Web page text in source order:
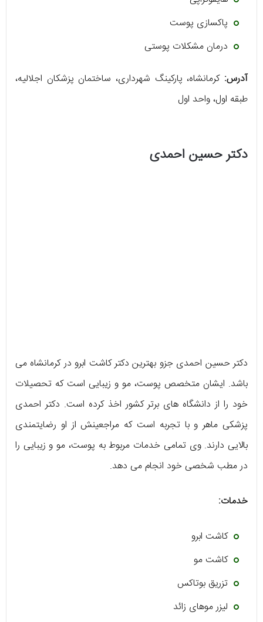
پاکسازی پوست
درمان مشکلات پوستی
آدرس: کرمانشاه، پارکینگ شهرداری، ساختمان پزشکان اجلالیه،
طبقه اول، واحد اول
دکتر حسین احمدی
دکتر حسین احمدی جزو بهترین دکتر کاشت ابرو در کرمانشاه می
باشد. ایشان متخصص پوست، مو و زیبایی است که تحصیلات
خود را از دانشگاه های برتر کشور اخذ کرده است. دکتر احمدی
پزشکی ماهر و با تجربه است که مراجعینش از او رضایتمندی
بالایی دارند. وی تمامی خدمات مربوط به پوست، مو و زیبایی را
در مطب شخصی خود انجام می دهد.
خدمات:
کاشت ابرو
کاشت مو
تزریق بوتاکس
لیزر موهای زائد